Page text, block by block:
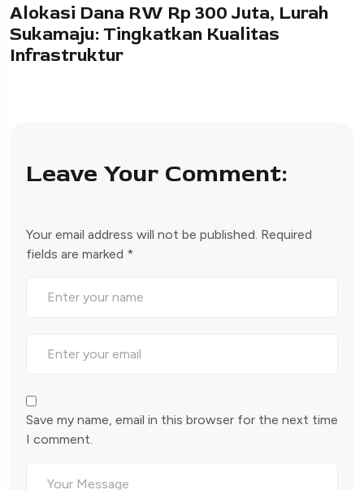
Alokasi Dana RW Rp 300 Juta, Lurah
Sukamaju: Tingkatkan Kualitas
Infrastruktur
Leave Your Comment:
Your email address will not be published. Required
fields are marked *
Save my name, email in this browser for the next time
I comment.